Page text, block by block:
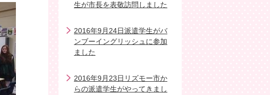
生が市長を表敬訪問しました
2016年9月24日派遣学生がバ
ンブーイングリッシュに参加
ました
2016年9月23日リズモー市か
らの派遣学生がやってきまし